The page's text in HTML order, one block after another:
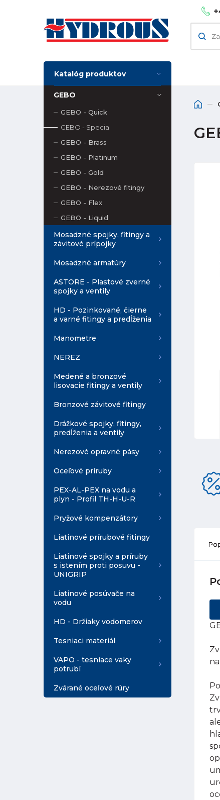
Katalóg produktov
GEBO
GEBO - Quick
GEBO - Special
GEBO - Brass
GEBO - Platinum
GEBO - Gold
GEBO - Nerezové fitingy
GEBO - Flex
GEBO - Liquid
Mosadzné spojky, fitingy a
závitové prípojky
Mosadzné armatúry
ASTORE - Plastové zverné
spojky a ventily
HD - Pozinkované, čierne
a varné fitingy a predĺženia
Manometre
NEREZ
Medené a bronzové
lisovacie fitingy a ventily
Bronzové závitové fitingy
Drážkové spojky, fitingy,
predĺženia a ventily
Nerezové opravné pásy
Oceľové príruby
PEX-AL-PEX na vodu a
plyn - Profil TH-H-U-R
Pryžové kompenzátory
Liatinové prírubové fitingy
Liatinové spojky a príruby
s istením proti posuvu -
UNIGRIP
Liatinové posúvače na
vodu
HD - Držiaky vodomerov
Tesniaci materiál
VAPO - tesniace vaky
potrubí
Zvárané oceľové rúry